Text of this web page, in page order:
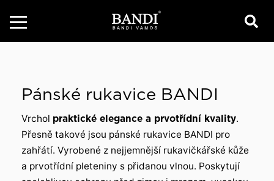
Pánské rukavice BANDI
Vrchol praktické elegance a prvotřídní kvality.
Přesně takové jsou pánské rukavice BANDI pro
zahřátí. Vyrobené z nejjemnější rukavičkářské kůže
a prvotřídní pleteniny s přidanou vlnou. Poskytují